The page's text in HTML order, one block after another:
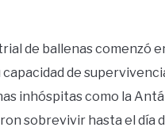
de ballenas comenzó
capacidad de
inhóspitas como la
sobrevivir hasta el día